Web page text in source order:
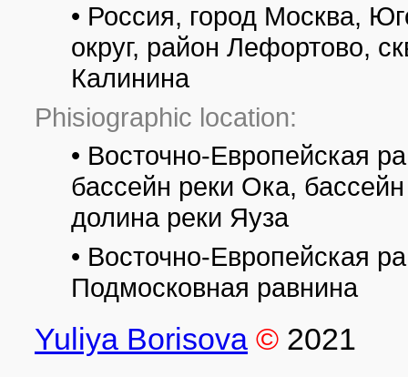
• Россия, город Москва,
округ, район Лефортово,
Калинина
Phisiographic location:
• Восточно-Европейская
бассейн реки Ока,
долина реки Яуза
• Восточно-Европейская
Подмосковная равнина
Yuliya Borisova © 2021